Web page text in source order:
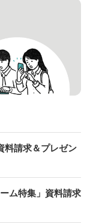
料請求＆プレゼン
ム特集」資料請求